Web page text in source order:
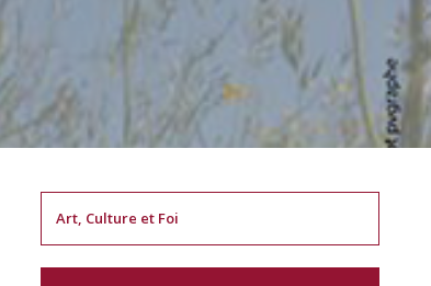
Art, Culture et Foi